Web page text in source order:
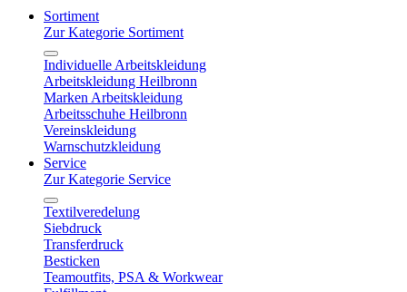
Sortiment
Zur Kategorie Sortiment
Individuelle Arbeitskleidung
Arbeitskleidung Heilbronn
Marken Arbeitskleidung
Arbeitsschuhe Heilbronn
Vereinskleidung
Warnschutzkleidung
Service
Zur Kategorie Service
Textilveredelung
Siebdruck
Transferdruck
Besticken
Teamoutfits, PSA & Workwear